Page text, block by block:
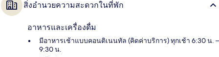
สิ่งอำนวยความสะดวกในที่พัก
อาหารและเครื่องดื่ม
มีอาหารเช้าแบบคอนติเนนทัล (คิดค่าบริการ) ทุกเช้า 6:30 น. –
9:30 น.